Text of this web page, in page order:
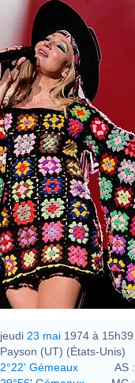
jeudi 23 mai 1974 à 15h39
Payson (UT) (États-Unis)
2°22' Gémeaux AS :